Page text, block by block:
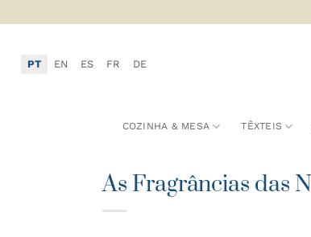
to
PT EN ES FR DE
COZINHA & MESA TÊXTEIS
As Fragrâncias das